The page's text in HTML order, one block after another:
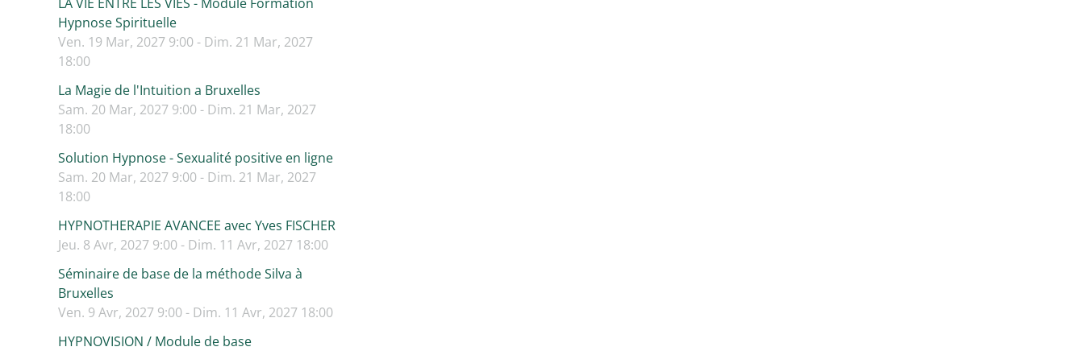
Hypnose Spirituelle
Ven. 19 Mar, 2027 9:00 - Dim. 21 Mar, 2027
18:00
La Magie de l'Intuition a Bruxelles
Sam. 20 Mar, 2027 9:00 - Dim. 21 Mar, 2027
18:00
Solution Hypnose - Sexualité positive en ligne
Sam. 20 Mar, 2027 9:00 - Dim. 21 Mar, 2027
18:00
HYPNOTHERAPIE AVANCEE avec Yves FISCHER
Jeu. 8 Avr, 2027 9:00 - Dim. 11 Avr, 2027 18:00
Séminaire de base de la méthode Silva à
Bruxelles
Ven. 9 Avr, 2027 9:00 - Dim. 11 Avr, 2027 18:00
HYPNOVISION / Module de base